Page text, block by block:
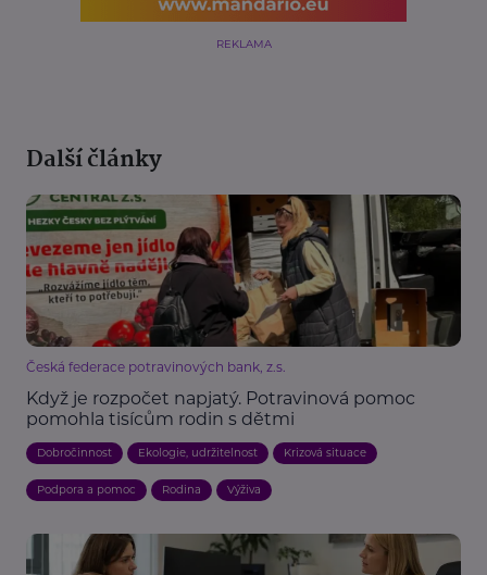
REKLAMA
Další články
Česká federace potravinových bank, z.s.
Když je rozpočet napjatý. Potravinová pomoc
pomohla tisícům rodin s dětmi
Dobročinnost Ekologie, udržitelnost Krizová situace
Podpora a pomoc Rodina Výživa